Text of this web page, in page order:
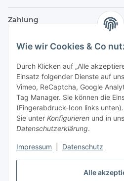
Alle
Wie wir Cookies & Co
Durch Klicken auf „Alle
Einsatz folgender Dienste auf
Vimeo, ReCaptcha, Google
Tag Manager. Sie können die
(Fingerabdruck-Icon links
Sie unter Konfigurieren und in
Datenschutzerklärung.
Impressum Datenschutz
Zahlung
Versand